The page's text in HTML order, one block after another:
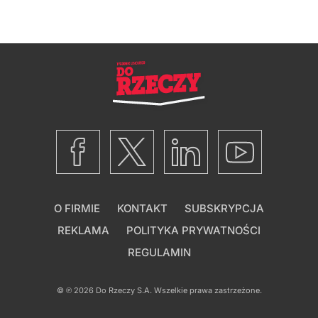
O FIRMIE KONTAKT
SUBSKRYPCJA
REKLAMA
POLITYKA PRYWATNOŚCI
REGULAMIN
© ℗ 2026 Do Rzeczy S.A. Wszelkie prawa zastrzeżone.